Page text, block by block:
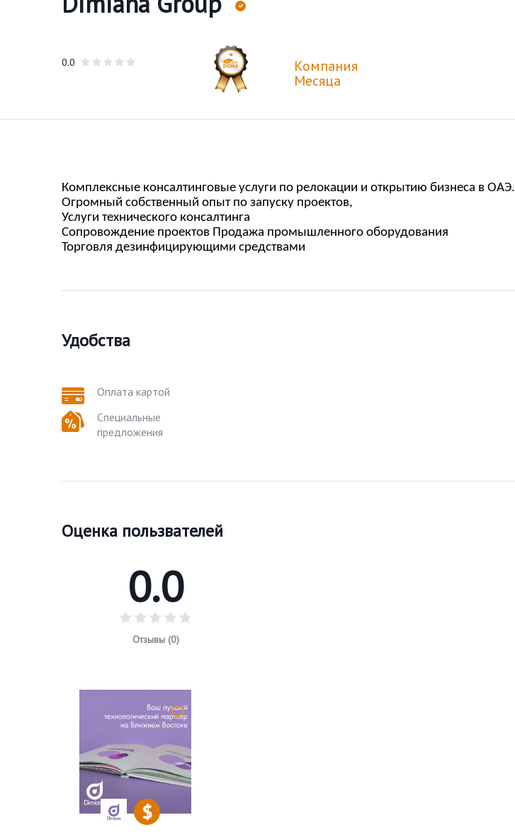
0.0
Компания
Месяца
Комплексные консалтинговые услуги по релокации и открытию бизнеса в ОАЭ.
Огромный собственный опыт по запуску проектов,
Услуги технического консалтинга
Сопровождение проектов Продажа промышленного оборудования
Торговля дезинфицирующими средствами
Удобства
Оплата картой
Специальные
предложения
Оценка пользвателей
0.0
Отзывы (0)